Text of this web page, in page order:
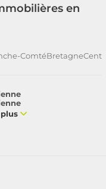
en
ComtéBretagne